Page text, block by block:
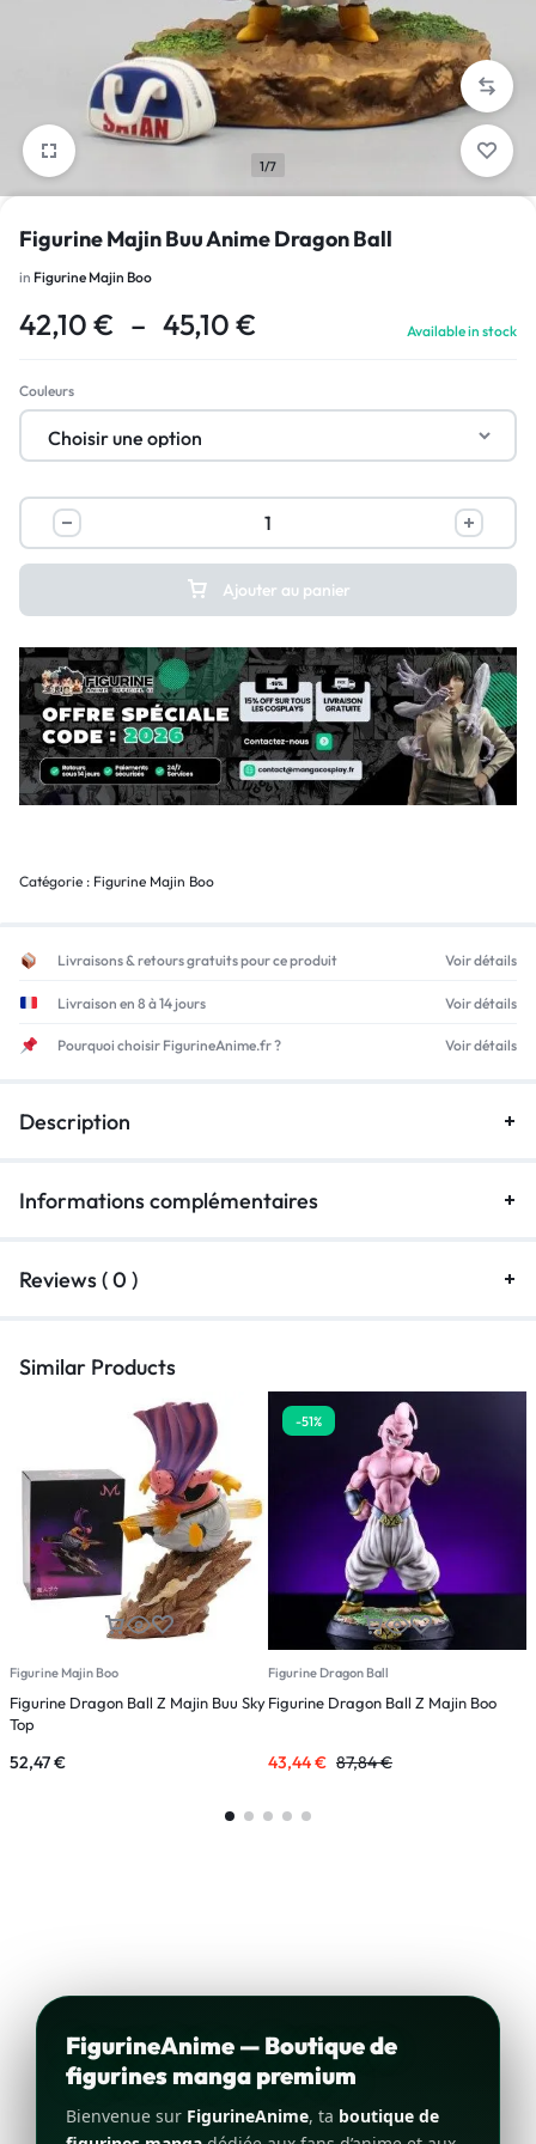
1/7
Figurine Majin Buu Anime Dragon Ball
in Figurine Majin Boo
42,10 € – 45,10 € Available in stock
Couleurs
Ajouter au panier
Catégorie : Figurine Majin Boo
Livraisons & retours gratuits pour ce produit Voir détails
Livraison en 8 à 14 jours Voir détails
Pourquoi choisir FigurineAnime.fr ? Voir détails
Description
Informations complémentaires
Reviews ( 0 )
Similar Products
Figurine Majin Boo
Figurine Dragon Ball Z Majin Buu Sky
Top
52,47€
-51%
Figurine Dragon Ball
Figurine Dragon Ball Z Majin Boo
43,44€ 87,84€
FigurineAnime — Boutique de
figurines manga premium
Bienvenue sur FigurineAnime, ta boutique de